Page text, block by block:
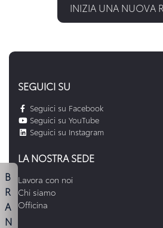
INIZIA UNA NUOVA
SEGUICI SU
Seguici su Facebook
Seguici su YouTube
Seguici su Instagram
LA NOSTRA SEDE
Lavora con noi
Chi siamo
Officina
B
R
A
N